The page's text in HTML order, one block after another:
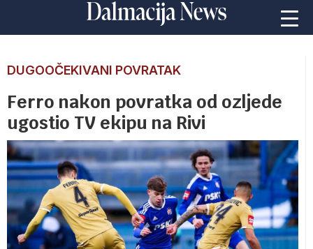
DUGOOČEKIVANI POVRATAK
Ferro nakon povratka od ozljede
ugostio TV ekipu na Rivi